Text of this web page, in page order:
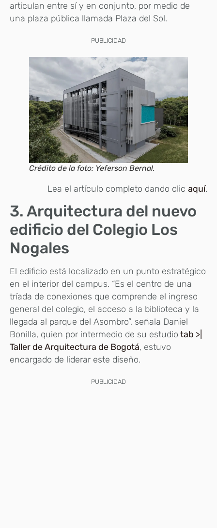
articulan entre sí y en conjunto, por medio de
una plaza pública llamada Plaza del Sol.
PUBLICIDAD
Crédito de la foto: Yeferson Bernal.
Lea el artículo completo dando clic aquí.
3. Arquitectura del nuevo
edificio del Colegio Los
Nogales
El edificio está localizado en un punto estratégico
en el interior del campus. “Es el centro de una
tríada de conexiones que comprende el ingreso
general del colegio, el acceso a la biblioteca y la
llegada al parque del Asombro”, señala Daniel
Bonilla, quien por intermedio de su estudio tab >|
Taller de Arquitectura de Bogotá, estuvo
encargado de liderar este diseño.
PUBLICIDAD